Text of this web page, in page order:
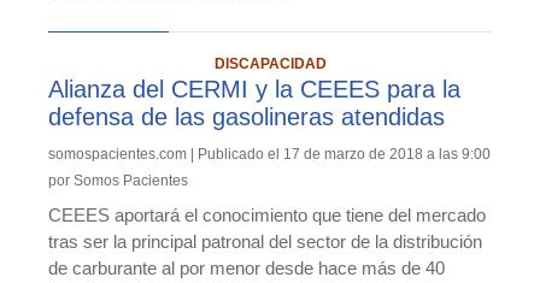
DISCAPACIDAD
Alianza del CERMI y la CEEES para la
defensa de las gasolineras atendidas
somospacientes.com | Publicado el 17 de marzo de 2018 a las 9:00
por Somos Pacientes
CEEES aportará el conocimiento que tiene del mercado
tras ser la principal patronal del sector de la distribución
de carburante al por menor desde hace más de 40